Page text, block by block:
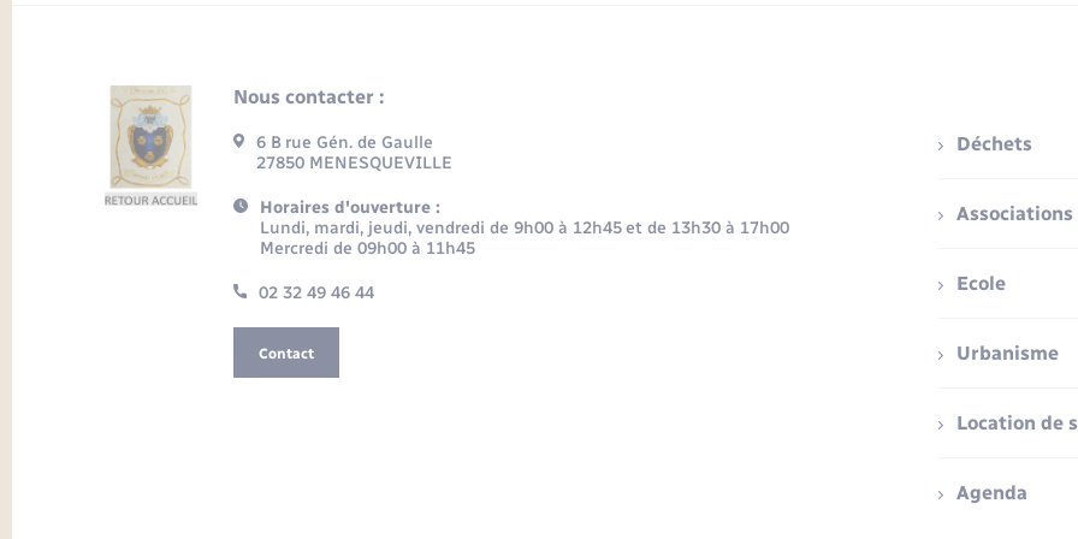
Nous contacter :
6 B rue Gén. de Gaulle
27850 MENESQUEVILLE
Horaires d'ouverture :
Lundi, mardi, jeudi, vendredi de 9h00 à 12h45 et de 13h30 à 17h00
Mercredi de 09h00 à 11h45
02 32 49 46 44
Contact
Déchets
Associations
Ecole
Urbanisme
Location de
Agenda